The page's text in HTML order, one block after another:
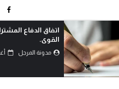
اتفاق الدفاع المشترك… قراءة في
القوى.
مدونة المرجل أغسطس 07, 2026